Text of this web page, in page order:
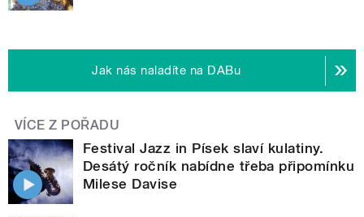
Jak nás naladíte na DABu
VÍCE Z POŘADU
Festival Jazz in Písek slaví kulatiny.
Desátý ročník nabídne třeba připomínku
Milese Davise